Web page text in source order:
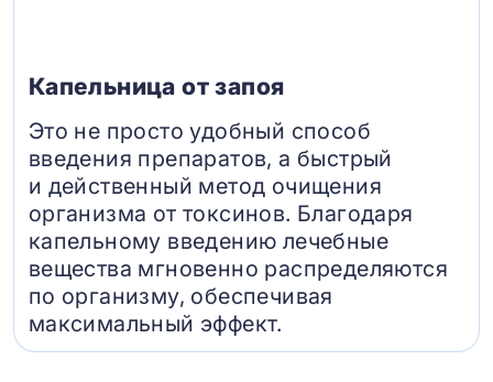
Капельница от запоя
Это не просто удобный способ
введения препаратов, а быстрый
и действенный метод очищения
организма от токсинов. Благодаря
капельному введению лечебные
вещества мгновенно распределяются
по организму, обеспечивая
максимальный эффект.